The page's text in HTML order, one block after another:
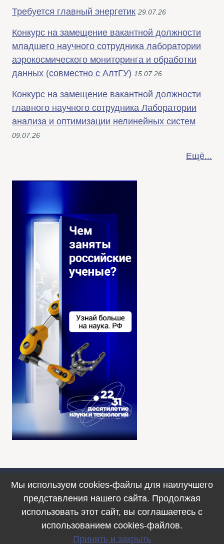
Требуется главный энергетик 29.07.26
Конкурс на замещение вакантной должности
младшего научного сотрудника лаборатории
аэрокосмического мониторинга и обработки
данных (совместно с АлтГУ) 15.07.26
Конкурс на замещение вакантной должности
главного научного сотрудника Лаборатории
анализа и оптимизации нелинейных систем
09.07.26
Ещё...
Противодействие коррупции
© 1990–2025. ФИЦ ИВТ, г. Новосибирск
Мы используем cookies-файлы для наилучшего
представления нашего сайта. Продолжая
использовать этот сайт, вы соглашаетесь с
использованием cookies-файлов.
Принять и закрыть